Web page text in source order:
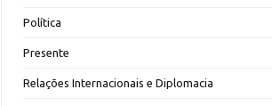
Política
Presente
Relações Internacionais e Diplomacia